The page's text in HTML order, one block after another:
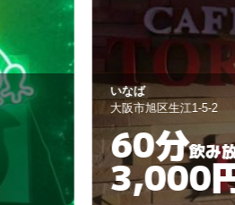
新！七味
大阪市旭区中宮
30分